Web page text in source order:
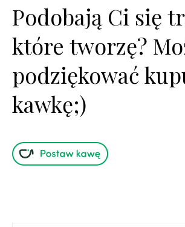
Podobają Ci się
które tworzę?
podziękować
kawkę;)